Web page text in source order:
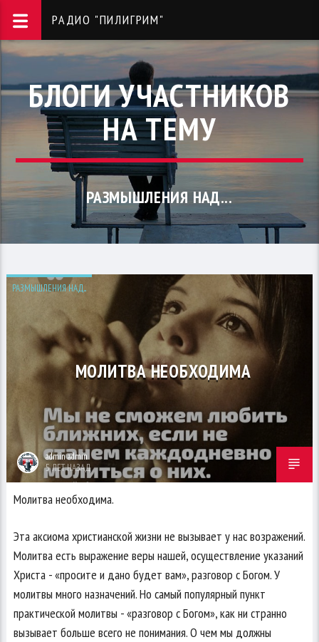
РАДИО "ПИЛИГРИМ"
БЛОГИ УЧАСТНИКОВ
НА ТЕМУ
РАЗМЫШЛЕНИЯ НАД...
РАЗМЫШЛЕНИЯ НАД...
МОЛИТВА НЕОБХОДИМА
admin admin
5 ЛЕТ НАЗАД
Молитва необходима.
Эта аксиома христианской жизни не вызывает у нас возражений.
Молитва есть выражение веры нашей, осуществление указаний
Христа - «просите и дано будет вам», разговор с Богом. У
молитвы много назначений. Но самый популярный пункт
практической молитвы - «разговор с Богом», как ни странно
вызывает больше всего не понимания. О чем мы должны